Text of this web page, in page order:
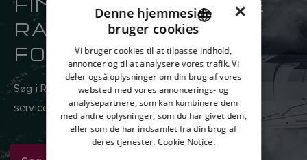
RAYMARINE
FORHANDLER
Søg i Raymarines globale netværk af salgs- og
serviceforhandlere her.
ENGLISH
DANISH
ITALIAN
SWEDISH
×
Denne hjemmeside
bruger cookies
Vi bruger cookies til at tilpasse indhold,
annoncer og til at analysere vores trafik. Vi
deler også oplysninger om din brug af vores
websted med vores annoncerings- og
analysepartnere, som kan kombinere dem
med andre oplysninger, som du har givet dem,
eller som de har indsamlet fra din brug af
deres tjenester. Cookie Notice.